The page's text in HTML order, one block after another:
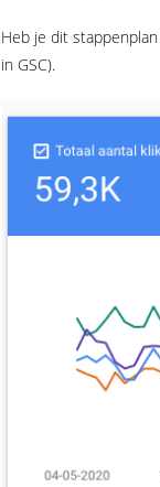
Heb je dit
in GSC).